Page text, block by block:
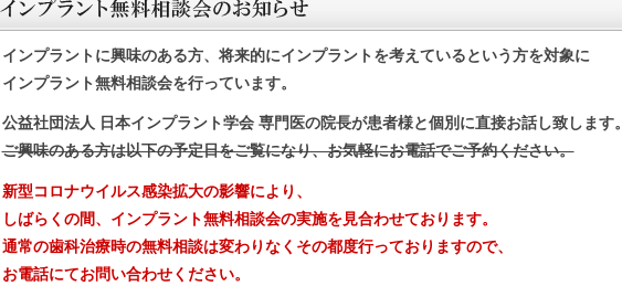
インプラントに興味のある方、将来的にインプラントを考えているという方を対象に
インプラント無料相談会を行っています。
公益社団法人 日本インプラント学会 専門医の院長が患者様と個別に直接お話し致します。
ご興味のある方は以下の予定日をご覧になり、お気軽にお電話でご予約ください。
新型コロナウイルス感染拡大の影響により、
しばらくの間、インプラント無料相談会の実施を見合わせております。
通常の歯科治療時の無料相談は変わりなくその都度行っておりますので、
お電話にてお問い合わせください。